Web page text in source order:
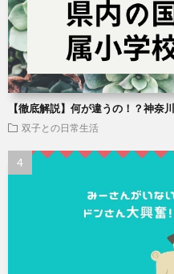
【徹底解説】何が違うの！？神奈
双子との日常生活